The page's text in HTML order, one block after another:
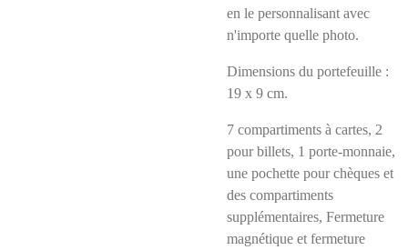
en le personnalisant avec
n'importe quelle photo.
Dimensions du portefeuille :
19 x 9 cm.
7 compartiments à cartes, 2
pour billets, 1 porte-monnaie,
une pochette pour chèques et
des compartiments
supplémentaires, Fermeture
magnétique et fermeture